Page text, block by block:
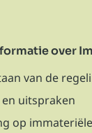
over
van de
en uitspraken
op